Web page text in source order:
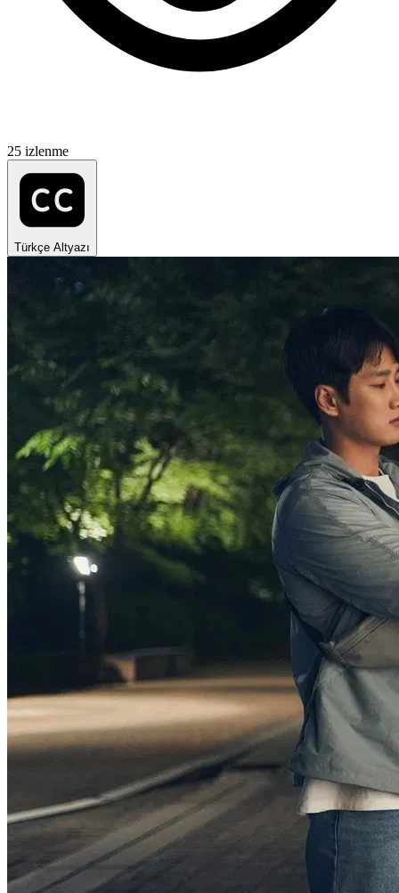
25 izlenme
Türkçe Altyazı